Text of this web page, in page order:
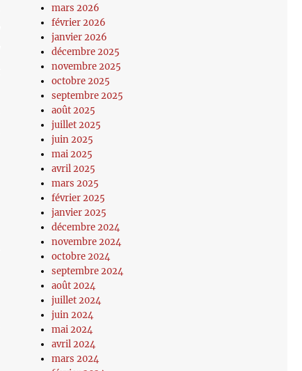
mars 2026
février 2026
janvier 2026
décembre 2025
novembre 2025
octobre 2025
septembre 2025
août 2025
juillet 2025
juin 2025
mai 2025
avril 2025
mars 2025
février 2025
janvier 2025
décembre 2024
novembre 2024
octobre 2024
septembre 2024
août 2024
juillet 2024
juin 2024
mai 2024
avril 2024
mars 2024